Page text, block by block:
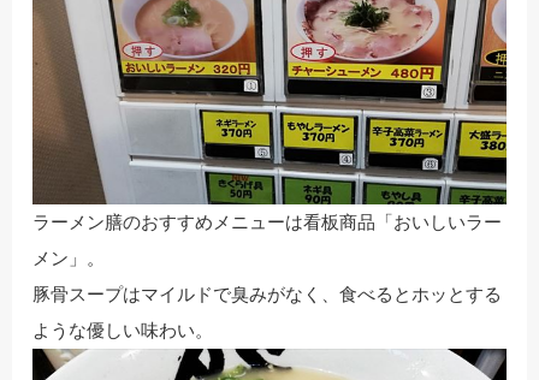
ラーメン膳のおすすめメニューは看板商品「おいしいラー
メン」。
豚骨スープはマイルドで臭みがなく、食べるとホッとする
ような優しい味わい。